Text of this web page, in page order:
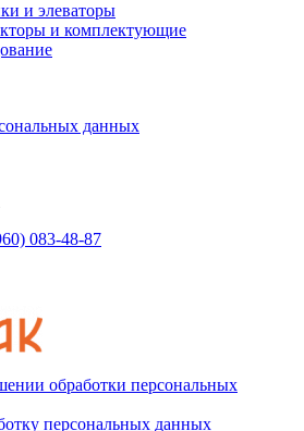
и элеваторы
и комплектующие
данных
083-48-87
обработки персональных
персональных данных